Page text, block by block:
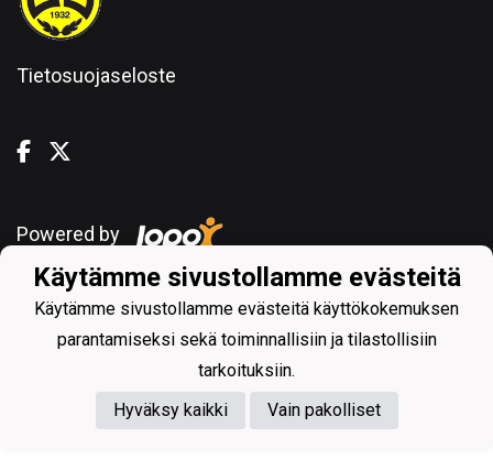
Tietosuojaseloste
Powered by
Käytämme sivustollamme evästeitä
Käytämme sivustollamme evästeitä käyttökokemuksen
parantamiseksi sekä toiminnallisiin ja tilastollisiin
tarkoituksiin.
Hyväksy kaikki
Vain pakolliset